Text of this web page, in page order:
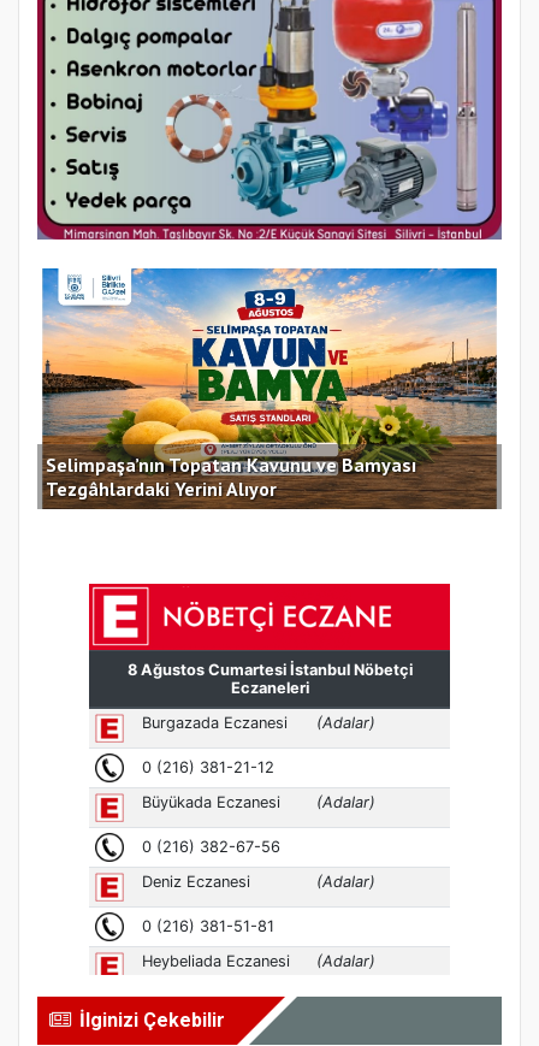
Selimpaşa’nın Topatan Kavunu ve Bamyası
Tezgâhlardaki Yerini Alıyor
İlginizi Çekebilir